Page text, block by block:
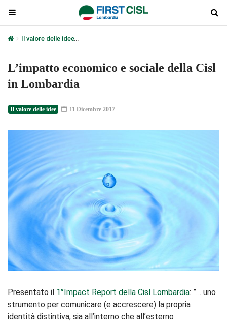
Il valore delle idee
L’impatto economico e sociale della Cisl
in Lombardia
Il valore delle idee 11 Dicembre 2017
Presentato il 1°Impact Report della Cisl Lombardia: ”… uno
strumento per comunicare (e accrescere) la propria
identità distintiva, sia all’interno che all’esterno